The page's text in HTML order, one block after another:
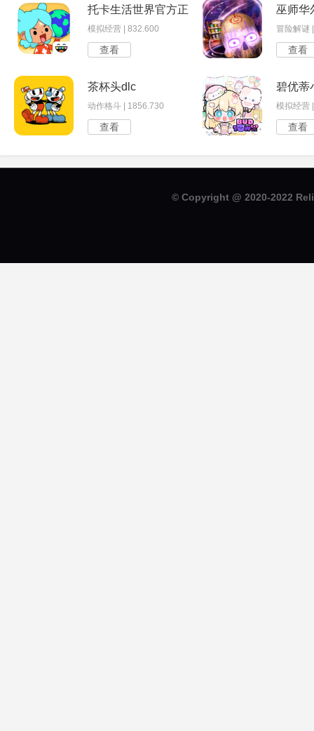
托卡生活世界官方正版
模拟经营 | 832.600
查看
巫师华
冒险解谜
查看
茶杯头dlc
动作格斗 | 1856.730
查看
碧优蒂
模拟经营
查看
© Copyright @ 2020-2022